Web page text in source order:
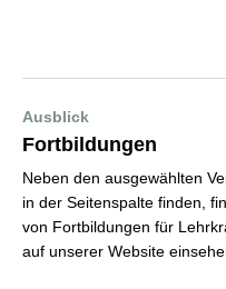
Ausblick
Fortbildungen
Neben den ausgewählten
in der Seitenspalte finden,
von Fortbildungen für
auf unserer Website